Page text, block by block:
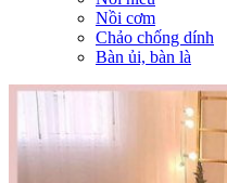
Nồi cơm
Chảo chống dính
Bàn ủi, bàn là